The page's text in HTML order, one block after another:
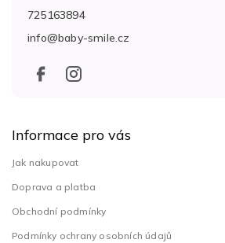
info@baby-smile.cz
725163894
Informace pro vás
Jak nakupovat
Doprava a platba
Obchodní podmínky
Podmínky ochrany osobních údajů